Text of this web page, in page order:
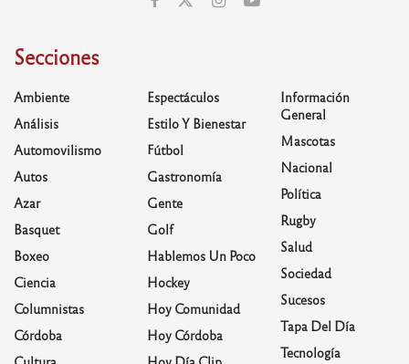
Secciones
Ambiente
Análisis
Automovilismo
Autos
Azar
Basquet
Boxeo
Ciencia
Columnistas
Córdoba
Espectáculos
Estilo Y Bienestar
Fútbol
Gastronomía
Gente
Golf
Hablemos Un Poco
Hockey
Hoy Comunidad
Hoy Córdoba
Información
General
Mascotas
Nacional
Política
Rugby
Salud
Sociedad
Sucesos
Tapa Del Día
Tecnología